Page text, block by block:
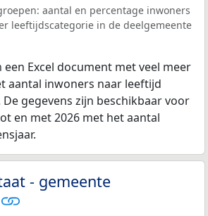
aantal en percentage inwoners
leeftijdscategorie in de deelgemeente
een Excel document met veel meer
aantal inwoners naar leeftijd
gegevens zijn beschikbaar voor
en met 2026 met het aantal
- gemeente